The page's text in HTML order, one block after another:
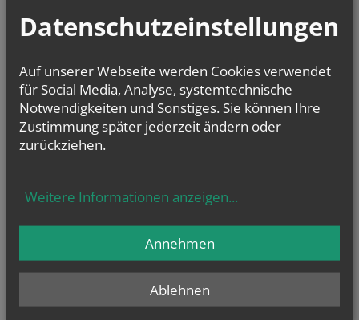
Den aktuellen Wochenplan können Sie hier als PDF-Datei
herunterladen.
Die letzen Ausgaben der Pfarrzeitung können Sie hier als PDF-Datei
herunterladen.
Datenschutzeinstellungen
Auf unserer Webseite werden Cookies verwendet
für Social Media, Analyse, systemtechnische
Notwendigkeiten und Sonstiges. Sie können Ihre
Zustimmung später jederzeit ändern oder
zurückziehen.
Weitere Informationen anzeigen...
Ablehnen
Annehmen